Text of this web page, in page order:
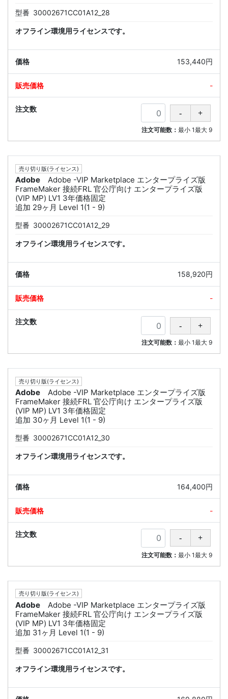
型番 30002671CC01A12_28
オフライン環境用ライセンスです。
153,440円
-
注文可能数：最小 1最大 9
売り切り版(ライセンス)
Adobe
Adobe -VIP Marketplace エンタープライズ版
FrameMaker 接続FRL 官公庁向け エンタープライズ版
(VIP MP) LV1 3年価格固定
追加 29ヶ月 Level 1(1 - 9)
型番 30002671CC01A12_29
オフライン環境用ライセンスです。
158,920円
-
注文可能数：最小 1最大 9
売り切り版(ライセンス)
Adobe
Adobe -VIP Marketplace エンタープライズ版
FrameMaker 接続FRL 官公庁向け エンタープライズ版
(VIP MP) LV1 3年価格固定
追加 30ヶ月 Level 1(1 - 9)
型番 30002671CC01A12_30
オフライン環境用ライセンスです。
164,400円
-
注文可能数：最小 1最大 9
売り切り版(ライセンス)
Adobe
Adobe -VIP Marketplace エンタープライズ版
FrameMaker 接続FRL 官公庁向け エンタープライズ版
(VIP MP) LV1 3年価格固定
追加 31ヶ月 Level 1(1 - 9)
型番 30002671CC01A12_31
オフライン環境用ライセンスです。